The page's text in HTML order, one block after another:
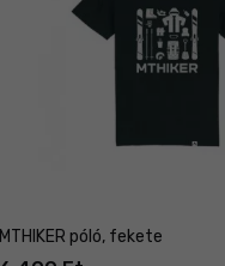
MTHIKER póló, fekete